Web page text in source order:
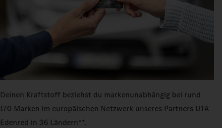
Deinen Kraftstoff beziehst du markenunabhängig bei rund
170 Marken im europäischen Netzwerk unseres Partners UTA
Edenred in 36 Ländern**.